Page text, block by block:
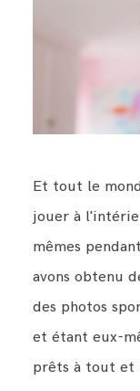
Et tout le
jouer à
mêmes
avons obtenu
des photos
et étant eux-
prêts à tout et